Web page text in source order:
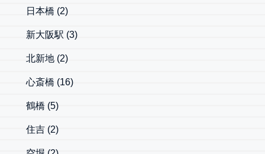
日本橋 (2)
新大阪駅 (3)
北新地 (2)
心斎橋 (16)
鶴橋 (5)
住吉 (2)